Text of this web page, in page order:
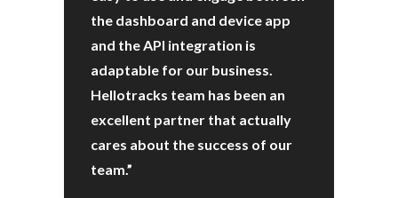
the dashboard and device app
and the API integration is
adaptable for our business.
Hellotracks team has been an
excellent partner that actually
cares about the success of our
team.”